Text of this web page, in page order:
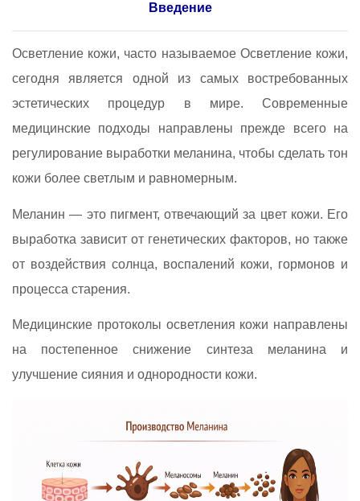
Введение
Осветление кожи, часто называемое Осветление кожи,
сегодня является одной из самых востребованных
эстетических процедур в мире. Современные
медицинские подходы направлены прежде всего на
регулирование выработки меланина, чтобы сделать тон
кожи более светлым и равномерным.
Меланин — это пигмент, отвечающий за цвет кожи. Его
выработка зависит от генетических факторов, но также
от воздействия солнца, воспалений кожи, гормонов и
процесса старения.
Медицинские протоколы осветления кожи направлены
на постепенное снижение синтеза меланина и
улучшение сияния и однородности кожи.